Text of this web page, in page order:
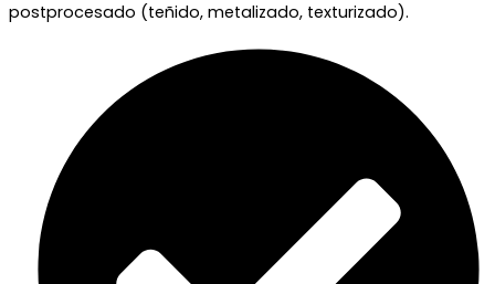
postprocesado (teñido, metalizado, texturizado).